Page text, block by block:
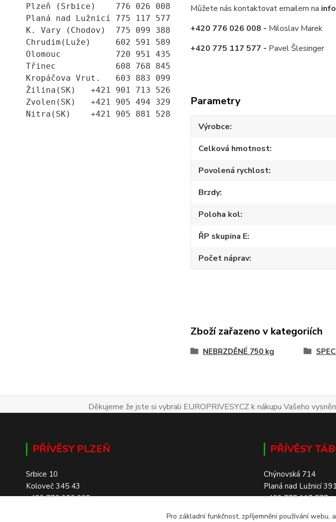
Plzeň (Srbice)    776 026 008
Planá nad Lužnicí 775 117 577
K. Vary (Chodov)  775 099 388
Chrudim(Luže)     602 591 589
Olomouc           720 951 435
Třinec            608 768 845
Kropáčova Vrut.   603 883 099
Žilina(SK)   +421 901 713 526
Zvolen(SK)   +421 905 494 329
Nitra(SK)    +421 905 881 528
Můžete nás kontaktovat emailem na
+420 776 026 008 - Miloslav Marek
+420 775 117 577 - Pavel Šlesinger
Parametry
Výrobce
Celková hmotnost
Povolená rychlost
Brzdy
Poloha kol
ŘP skupina E
Počet náprav
Zboží zařazeno v kategoriích
NEBRZDĚNÉ 750 kg
Děkujeme že jste si vybrali EUROPRIVESY.CZ k nákupu Vašeho
PŘÍVĚSY PLZEŇ
Srbice 10
Koloveč 345 43
+420 776 026 008
PŘÍVĚSY
Chýnovská 714
Planá nad Lužnicí
+420 775 117 577
Pro základní funkčnost, zpříjemnění používání